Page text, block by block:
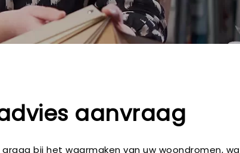
aanvraag
bij het waarmaken van uw woondromen,